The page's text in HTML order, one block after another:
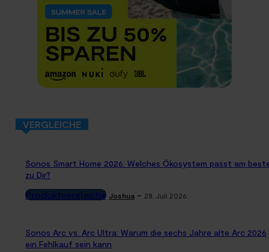
VERGLEICHE
Sonos Smart Home 2026: Welches Ökosystem passt am
zu Dir?
Produktvergleiche Joshua - 28. Juli 2026
Sonos Arc vs. Arc Ultra: Warum die sechs Jahre alte Arc 2026
ein Fehlkauf sein kann